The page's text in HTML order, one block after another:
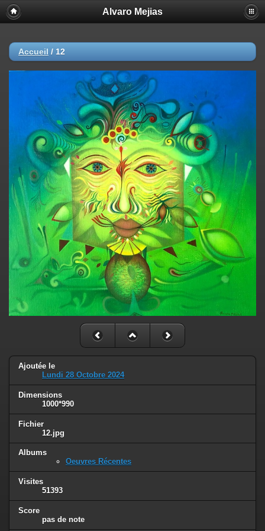
Alvaro Mejias
Accueil / 12
Ajoutée le
Lundi 28 Octobre 2024
Dimensions
1000*990
Fichier
12.jpg
Albums
Oeuvres Récentes
Visites
51393
Score
pas de note